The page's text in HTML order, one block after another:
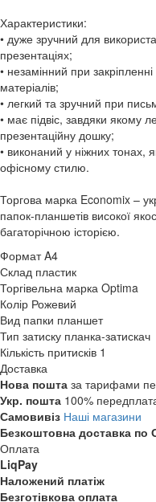
Характеристики:
• дуже зручний для
презентаціях;
• незамінний при
матеріалів;
• легкий та зручний при
• має підвіс, завдяки якому
презентаційну дошку;
• виконаний у ніжних тонах,
офісному стилю.
Торгова марка Economix –
папок-планшетів високої
багаторічною історією.
Формат A4
Склад пластик
Торгівельна марка Optima
Колір Рожевий
Вид папки планшет
Тип затиску планка-затискач
Кількість притисків 1
Доставка
Нова пошта за тарифами
Укр. пошта 100%
Самовивіз Наші магазини
Безкоштовна доставка по
Оплата
LiqPay
Наложений платіж
Безготівкова оплата